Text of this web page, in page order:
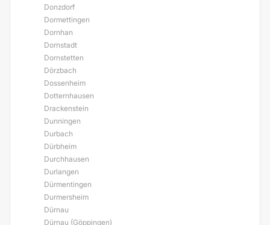
Donzdorf
Dormettingen
Dornhan
Dornstadt
Dornstetten
Dörzbach
Dossenheim
Dotternhausen
Drackenstein
Dunningen
Durbach
Dürbheim
Durchhausen
Durlangen
Dürmentingen
Durmersheim
Dürnau
Dürnau (Göppingen)